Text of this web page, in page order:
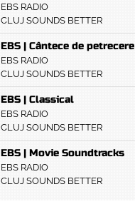
EBS RADIO
CLUJ SOUNDS BETTER
EBS | Cântece de petrecere
EBS RADIO
CLUJ SOUNDS BETTER
EBS | Classical
EBS RADIO
CLUJ SOUNDS BETTER
EBS | Movie Soundtracks
EBS RADIO
CLUJ SOUNDS BETTER